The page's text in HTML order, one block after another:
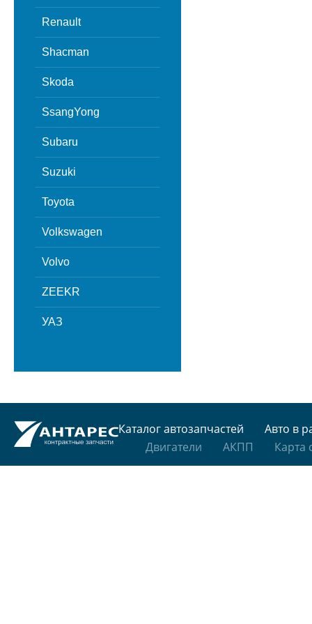
Renault
Shacman
Skoda
SsangYong
Subaru
Suzuki
Toyota
Volkswagen
Volvo
ZEEKR
УАЗ
Каталог автозапчастей
Авто в
Двигатели
АКПП Карта